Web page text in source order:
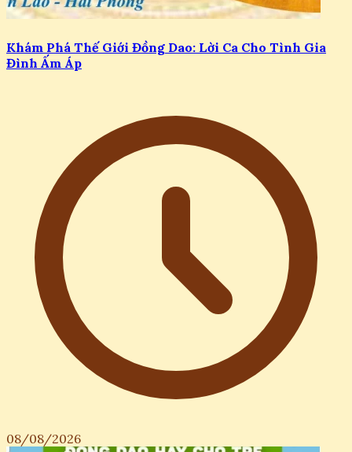
Khám Phá Thế Giới Đồng Dao: Lời Ca Cho Tình Gia
Đình Ấm Áp
08/08/2026